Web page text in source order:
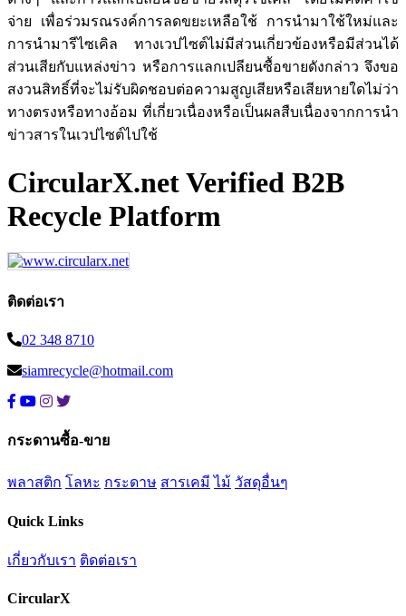
จ่าย เพื่อร่วมรณรงค์การลดขยะเหลือใช้ การนำมาใช้ใหม่และ
การนำมารีไซเคิล ทางเวปไซต์ไม่มีส่วนเกี่ยวข้องหรือมีส่วนได้
ส่วนเสียกับแหล่งข่าว หรือการแลกเปลียนซื้อขายดังกล่าว จึงขอ
สงวนสิทธิ์ที่จะไม่รับผิดชอบต่อความสูญเสียหรือเสียหายใดไม่ว่า
ทางตรงหรือทางอ้อม ที่เกี่ยวเนื่องหรือเป็นผลสืบเนื่องจากการนำ
ข่าวสารในเวปไซต์ไปใช้
CircularX.net Verified B2B
Recycle Platform
ติดต่อเรา
02 348 8710
siamrecycle@hotmail.com
กระดานซื้อ-ขาย
พลาสติก โลหะ กระดาษ สารเคมี ไม้ วัสดุอื่นๆ
Quick Links
เกี่ยวกับเรา ติดต่อเรา
CircularX